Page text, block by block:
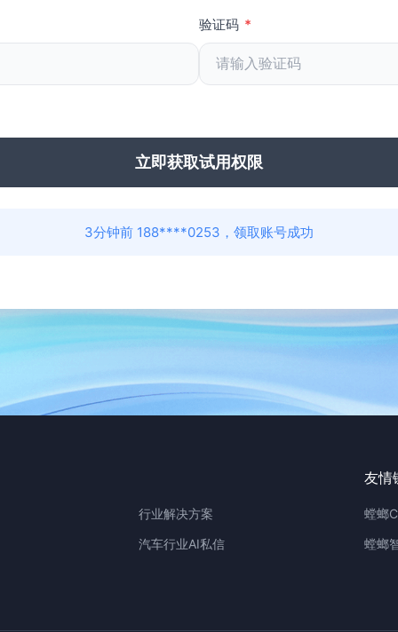
验证码 *
立即获取试用权限
28分钟前 185****8913，领取账号成功
行业解决方案
汽车行业AI私信
友情
螳螂
螳螂